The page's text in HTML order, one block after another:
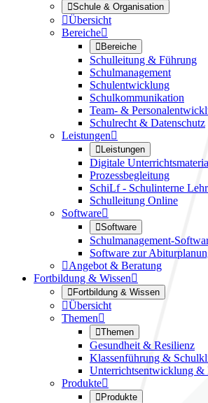
Schule & Organisation
Übersicht
Bereiche
Bereiche
Schulleitung & Führung
Schulmanagement
Schulentwicklung
Schulkommunikation
Team- &
Schulrecht & Datenschutz
Leistungen
Leistungen
Digitale
Prozessbegleitung
SchiLf - Schulinterne
Schulleitung Online
Software
Software
Schulmanagement-
Software zur
Angebot & Beratung
Fortbildung & Wissen
Fortbildung & Wissen
Übersicht
Themen
Themen
Gesundheit & Resilienz
Klassenführung &
Unterrichtsentwicklung
Produkte
Produkte